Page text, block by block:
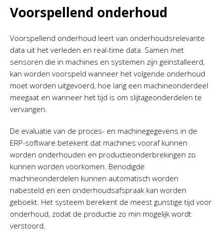
Voorspellend onderhoud
Voorspellend onderhoud leert van onderhoudsrelevante
data uit het verleden en real-time data. Samen met
sensoren die in machines en systemen zijn geïnstalleerd,
kan worden voorspeld wanneer het volgende onderhoud
moet worden uitgevoerd, hoe lang een machineonderdeel
meegaat en wanneer het tijd is om slijtageonderdelen te
vervangen.
De evaluatie van de proces- en machinegegevens in de
ERP-software betekent dat machines vooraf kunnen
worden onderhouden en productieonderbrekingen zo
kunnen worden voorkomen. Benodigde
machineonderdelen kunnen automatisch worden
nabesteld en een onderhoudsafspraak kan worden
geboekt. Het systeem berekent de meest gunstige tijd voor
onderhoud, zodat de productie zo min mogelijk wordt
verstoord.